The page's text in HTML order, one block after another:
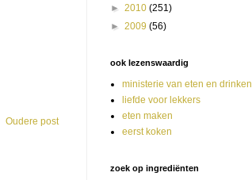
Oudere post
► 2010 (251)
► 2009 (56)
ook lezenswaardig
ministerie van eten en drinken
liefde voor lekkers
eten maken
eerst koken
zoek op ingrediënten